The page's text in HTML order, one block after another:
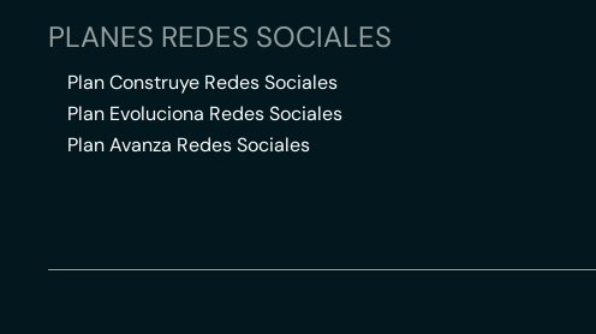
PLANES REDES SOCIALES
Plan Construye Redes Sociales
Plan Evoluciona Redes Sociales
Plan Avanza Redes Sociales